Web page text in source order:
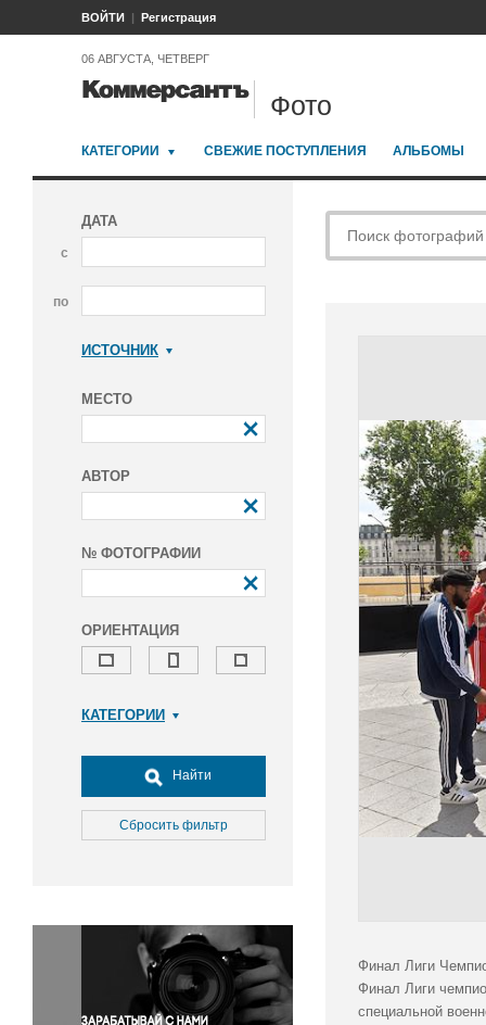
ВОЙТИ Регистрация
06 АВГУСТА, ЧЕТВЕРГ
Фото
КАТЕГОРИИ СВЕЖИЕ ПОСТУПЛЕНИЯ АЛЬБОМЫ
ДАТА
с
по
ИСТОЧНИК
МЕСТО
АВТОР
№ ФОТОГРАФИИ
ОРИЕНТАЦИЯ
КАТЕГОРИИ
Досуг, туризм и отдых
Культура
Медицина
Окружающая среда
Политика
Правосудие
Происшествия и конфликты
Найти
Сбросить фильтр
Финал Лиги
Финал Лиги
специальной